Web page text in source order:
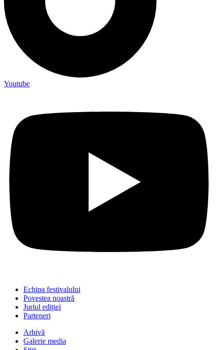
Youtube
Echipa festivalului
Povestea noastră
Juriul ediției
Parteneri
Arhivă
Galerie media